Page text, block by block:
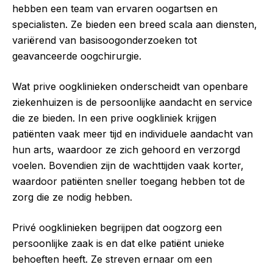
hebben een team van ervaren oogartsen en
specialisten. Ze bieden een breed scala aan diensten,
variërend van basisoogonderzoeken tot
geavanceerde oogchirurgie.
Wat prive oogklinieken onderscheidt van openbare
ziekenhuizen is de persoonlijke aandacht en service
die ze bieden. In een prive oogkliniek krijgen
patiënten vaak meer tijd en individuele aandacht van
hun arts, waardoor ze zich gehoord en verzorgd
voelen. Bovendien zijn de wachttijden vaak korter,
waardoor patiënten sneller toegang hebben tot de
zorg die ze nodig hebben.
Privé oogklinieken begrijpen dat oogzorg een
persoonlijke zaak is en dat elke patiënt unieke
behoeften heeft. Ze streven ernaar om een ​​